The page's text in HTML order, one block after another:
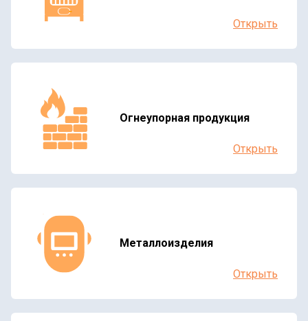
Открыть
Огнеупорная продукция
Открыть
Металлоизделия
Открыть